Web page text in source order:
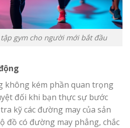
gym cho người mới bắt đầu
không kém phần quan trọng
đối khi bạn thực sự bước
kỹ các đường may của sản
đồ có đường may phẳng, chắc